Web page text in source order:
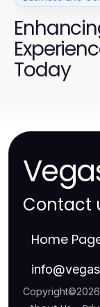
Today
Contact
Home
info@
Copyright©2026